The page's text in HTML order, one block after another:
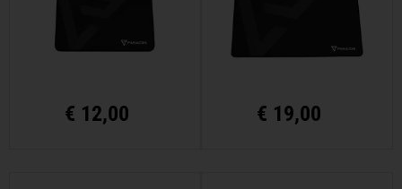
€ 12,00 € 19,00